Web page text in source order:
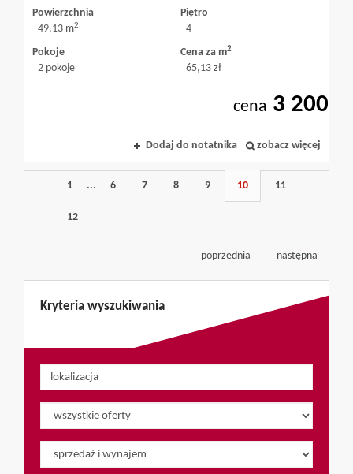
Powierzchnia
49,13 m2
Piętro
4
Pokoje
2 pokoje
Cena za m2
65,13 zł
cena 3 200
Dodaj do notatnika zobacz więcej
1 ... 6 7 8 9 10 11
12
poprzednia następna
Kryteria wyszukiwania